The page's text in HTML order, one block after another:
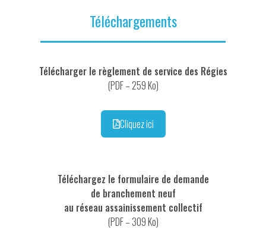
Téléchargements
Télécharger le règlement de service des Régies
(PDF – 259 Ko)
Cliquez ici
Téléchargez le formulaire de demande
de branchement neuf
au réseau assainissement collectif
(PDF – 309 Ko)